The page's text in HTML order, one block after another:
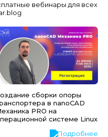
вебинары для всех
сборки опоры
в nanoCAD
PRO на
системе Linux
Подробнее